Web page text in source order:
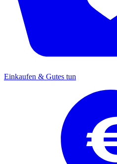
Einkaufen & Gutes tun